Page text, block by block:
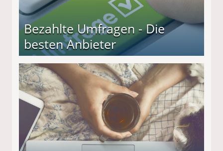
Bezahlte Umfragen - Die
besten Anbieter